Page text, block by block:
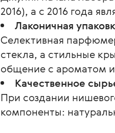
2016), а с 2016 года
Лаконичная
Селективная
стекла, а стильные
общение с ароматом и
Качественное
При создании
компоненты: